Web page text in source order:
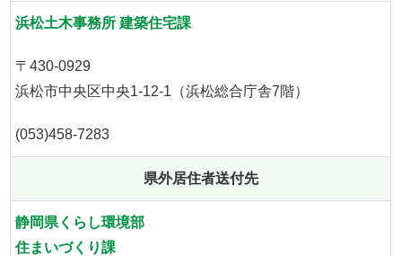
浜松土木事務所 建築住宅課
〒430-0929
浜松市中央区中央1-12-1（浜松総合庁舎7階）
(053)458-7283
県外居住者送付先
静岡県くらし環境部
住まいづくり課